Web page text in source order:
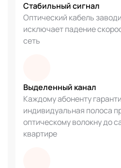
Стабильный сигнал
Оптический кабель
исключает падение
сеть
Выделенный канал
Каждому абоненту
индивидуальная полоса
оптическому волокну до
квартире